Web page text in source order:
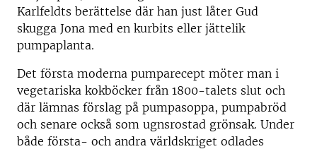
Karlfeldts berättelse där han just låter Gud
skugga Jona med en kurbits eller jättelik
pumpaplanta.
Det första moderna pumparecept möter man i
vegetariska kokböcker från 1800-talets slut och
där lämnas förslag på pumpasoppa, pumpabröd
och senare också som ugnsrostad grönsak. Under
både första- och andra världskriget odlades